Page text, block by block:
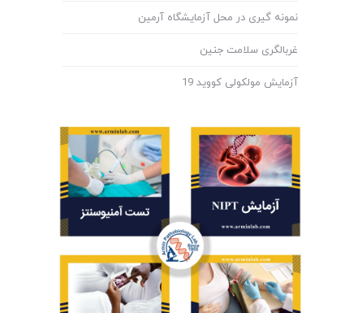
نمونه گیری در محل آزمایشگاه آرمین
غربالگری سلامت جنین
آزمایش مولکولی کووید 19